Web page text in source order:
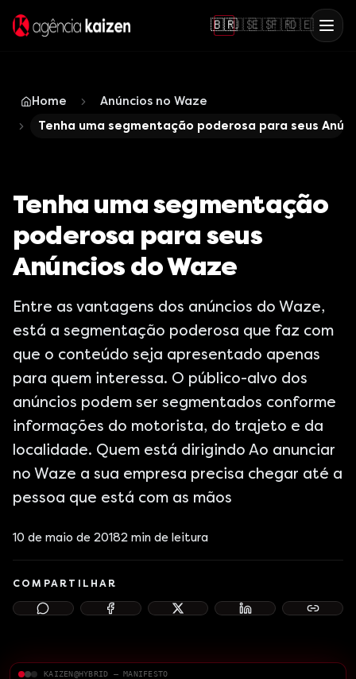
🇧🇷🇺🇸🇪🇸🇫🇷🇩🇪
Home
Anúncios no Waze
Tenha uma segmentação poderosa para seus
Tenha uma segmentação
poderosa para seus
Anúncios do Waze
Entre as vantagens dos anúncios do Waze,
está a segmentação poderosa que faz com
que o conteúdo seja apresentado apenas
para quem interessa. O público-alvo dos
anúncios podem ser segmentados conforme
informações do motorista, do trajeto e da
localidade. Quem está dirigindo Ao anunciar
no Waze a sua empresa precisa chegar até a
pessoa que está com as mãos
10 de maio de 20182 min de leitura
COMPARTILHAR
KAIZEN@HYBRID — MANIFESTO